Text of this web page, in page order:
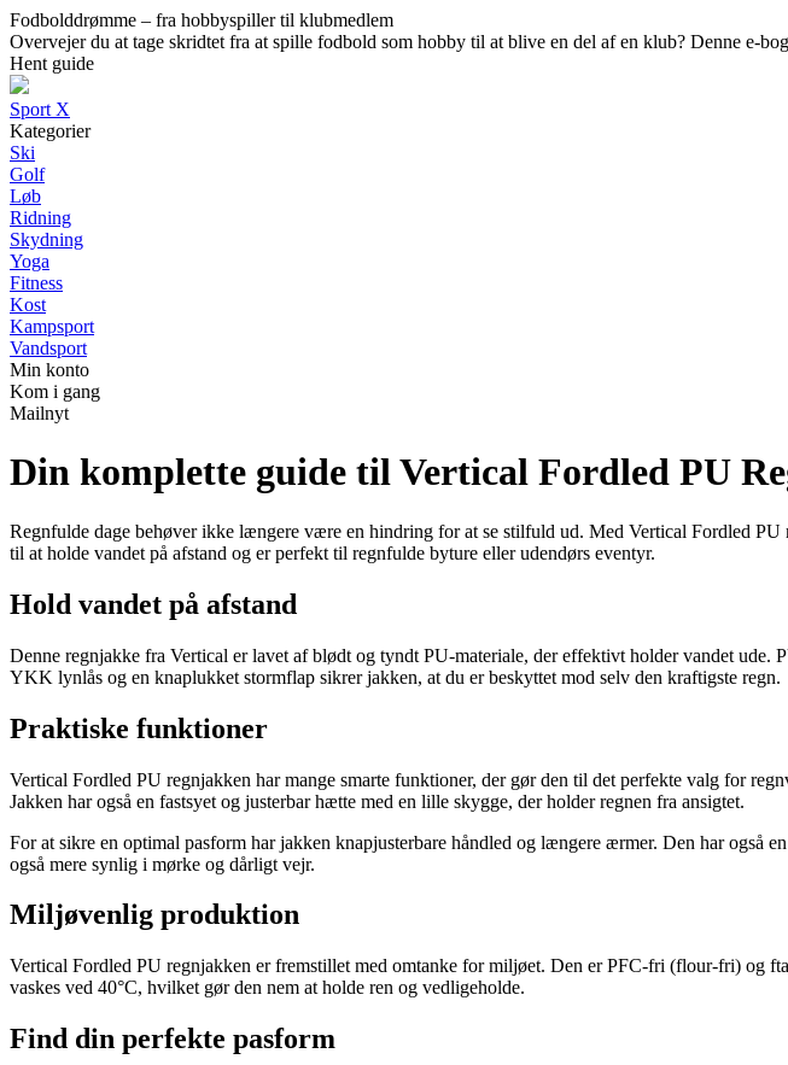
Fodbolddrømme – fra hobbyspiller til klubmedlem
Overvejer du at tage skridtet fra at spille fodbold som hobby til at blive en del af en klub? Denne e-
Hent guide
Sport X
Kategorier
Ski
Golf
Løb
Ridning
Skydning
Yoga
Fitness
Kost
Kampsport
Vandsport
Min konto
Kom i gang
Mailnyt
Din komplette guide til Vertical Fordled PU
Regnfulde dage behøver ikke længere være en hindring for at se stilfuld ud. Med Vertical Fordled
til at holde vandet på afstand og er perfekt til regnfulde byture eller udendørs eventyr.
Hold vandet på afstand
Denne regnjakke fra Vertical er lavet af blødt og tyndt PU-materiale, der effektivt holder vandet
YKK lynlås og en knaplukket stormflap sikrer jakken, at du er beskyttet mod selv den kraftigste regn.
Praktiske funktioner
Vertical Fordled PU regnjakken har mange smarte funktioner, der gør den til det perfekte valg for
Jakken har også en fastsyet og justerbar hætte med en lille skygge, der holder regnen fra ansigtet.
For at sikre en optimal pasform har jakken knapjusterbare håndled og længere ærmer. Den har også
også mere synlig i mørke og dårligt vejr.
Miljøvenlig produktion
Vertical Fordled PU regnjakken er fremstillet med omtanke for miljøet. Den er PFC-fri (flour-fri) og
vaskes ved 40°C, hvilket gør den nem at holde ren og vedligeholde.
Find din perfekte pasform